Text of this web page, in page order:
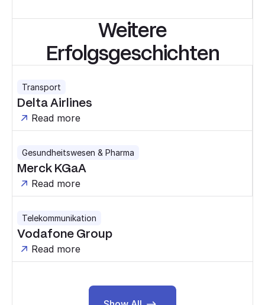
Weitere
Erfolgsgeschichten
Transport
Delta Airlines
Read more
Gesundheitswesen & Pharma
Merck KGaA
Read more
Telekommunikation
Vodafone Group
Read more